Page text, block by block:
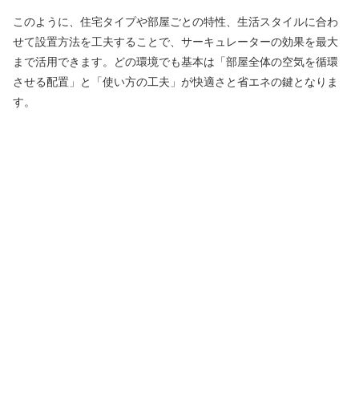
このように、住宅タイプや部屋ごとの特性、生活スタイルに合わ
せて設置方法を工夫することで、サーキュレーターの効果を最大
まで活用できます。どの環境でも基本は「部屋全体の空気を循環
させる配置」と「使い方の工夫」が快適さと省エネの鍵となりま
す。